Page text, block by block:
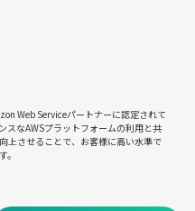
Web Serviceパートナーに認定されて
スなAWSプラットフォームの利用と共
上させることで、お客様に高い水準で
。